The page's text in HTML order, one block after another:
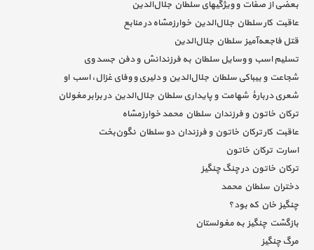
بعضی از صفات و ویژگیهای سلطان جلال‌الدین
عاقبت کار سلطان جلال‌الدین خوارزمشاه در منابع
قتل فاجعه‌آمیز سلطان جلال‌الدین
تسلیم اسب و وسایل سلطان به فرزندانش و دفن جسد وی
شجاعت و بیباکی سلطان جلال‌الدین و دلیری و وفای غزال، اسب او
شعری دربارۀ شهامت و پایداری سلطان جلال‌الدین در برابر مغولان
ترکان خاتون و فرزندان سلطان محمد خوارزمشاه
عاقبت کار ترکان خاتون و فرزندان دو سلطان نگون‌بخت
اسارت ترکان خاتون
ترکان خاتون در چنگ چنگیز
دختران سلطان محمد
چنگیز خان که بود؟
بازگشت چنگیز به مغولستان
مرگ چنگیز